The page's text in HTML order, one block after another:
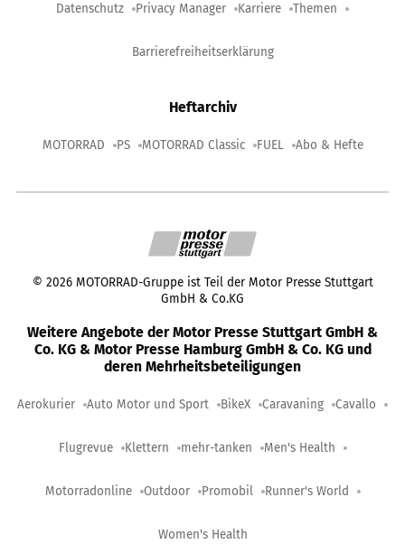
Datenschutz Privacy Manager Karriere Themen
Barrierefreiheitserklärung
Heftarchiv
MOTORRAD PS MOTORRAD Classic FUEL Abo & Hefte
© 2026 MOTORRAD-Gruppe ist Teil der Motor Presse Stuttgart
GmbH & Co.KG
Weitere Angebote der Motor Presse Stuttgart GmbH &
Co. KG & Motor Presse Hamburg GmbH & Co. KG und
deren Mehrheitsbeteiligungen
Aerokurier Auto Motor und Sport BikeX Caravaning Cavallo
Flugrevue Klettern mehr-tanken Men's Health
Motorradonline Outdoor Promobil Runner's World
Women's Health